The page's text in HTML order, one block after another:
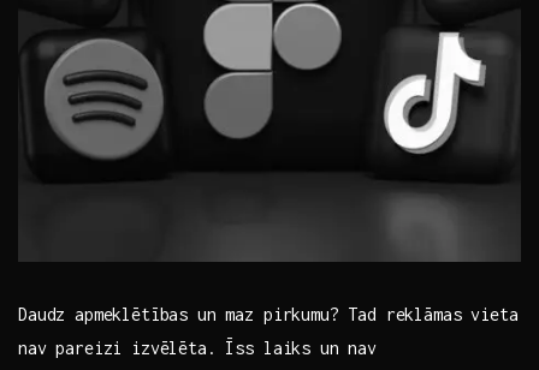
Daudz apmeklētības un maz pirkumu? Tad reklāmas vieta
nav pareizi izvēlēta. Īss laiks un nav